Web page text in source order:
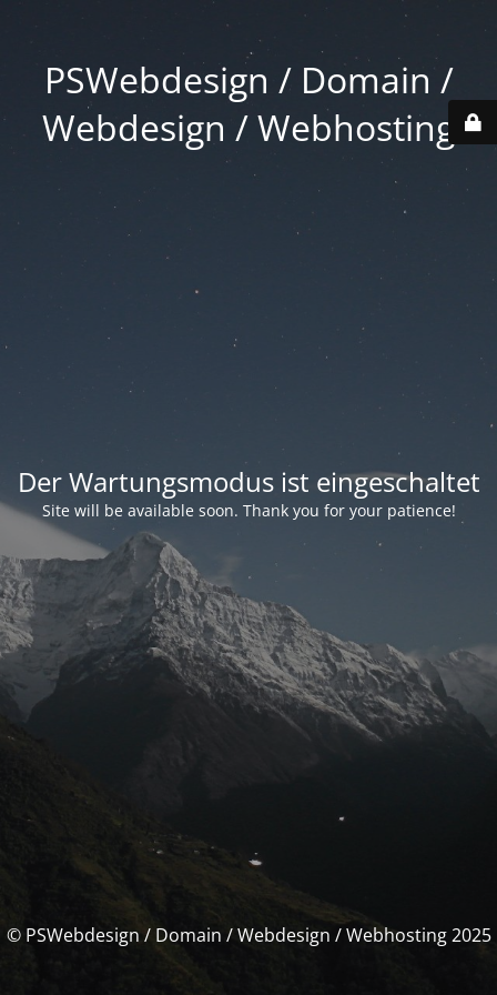
PSWebdesign / Domain /
Webdesign / Webhosting
Der Wartungsmodus ist eingeschaltet
Site will be available soon. Thank you for your patience!
© PSWebdesign / Domain / Webdesign / Webhosting 2025